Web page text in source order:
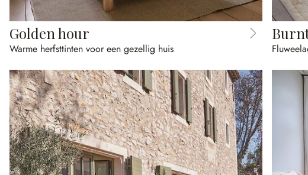
Golden hour
Warme herfsttinten voor een gezellig huis